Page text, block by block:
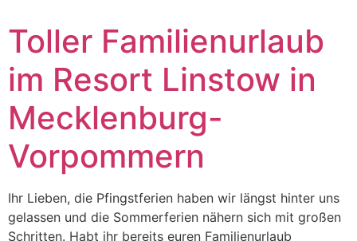
Toller Familienurlaub
im Resort Linstow in
Mecklenburg-
Vorpommern
Ihr Lieben, die Pfingstferien haben wir längst hinter uns
gelassen und die Sommerferien nähern sich mit großen
Schritten. Habt ihr bereits euren Familienurlaub